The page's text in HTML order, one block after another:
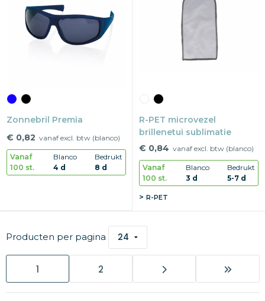
Zonnebril Premia
€ 0,82 vanaf excl. btw (blanco)
Vanaf
100 st.
Blanco
4 d
Bedrukt
8 d
R-PET microvezel
brillenetui sublimatie
€ 0,84 vanaf excl. btw (blanco)
Vanaf
100 st.
Blanco
3 d
Bedrukt
5-7 d
R-PET
Producten per pagina
1 2